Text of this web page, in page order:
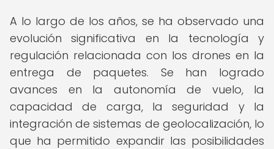
A lo largo de los años, se ha observado una
evolución significativa en la tecnología y
regulación relacionada con los drones en la
entrega de paquetes. Se han logrado
avances en la autonomía de vuelo, la
capacidad de carga, la seguridad y la
integración de sistemas de geolocalización, lo
que ha permitido expandir las posibilidades